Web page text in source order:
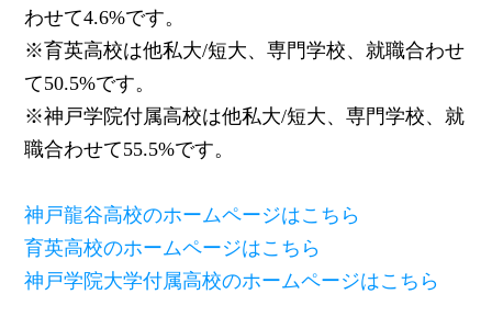
わせて4.6%です。
※育英高校は他私大/短大、専門学校、就職合わせ
て50.5%です。
※神戸学院付属高校は他私大/短大、専門学校、就
職合わせて55.5%です。
神戸龍谷高校のホームページはこちら
育英高校のホームページはこちら
神戸学院大学付属高校のホームページはこちら